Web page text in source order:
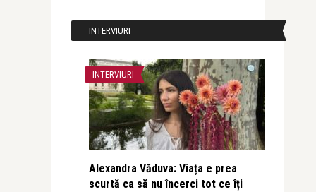
INTERVIURI
INTERVIURI
Alexandra Văduva: Viața e prea
scurtă ca să nu încerci tot ce îți